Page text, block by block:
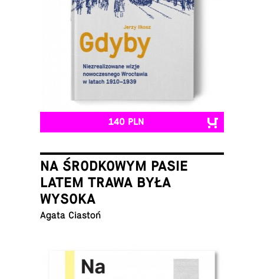
140 PLN
NA ŚRODKOWYM PASIE
LATEM TRAWA BYŁA
WYSOKA
Agata Ciastoń